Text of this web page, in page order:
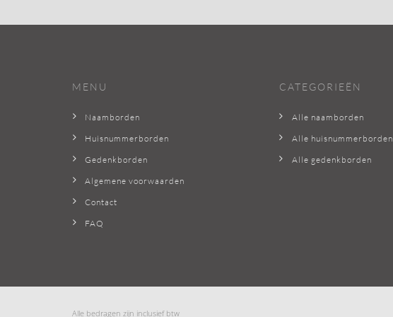
MENU
Naamborden
Huisnummerborden
Gedenkborden
Algemene voorwaarden
Contact
FAQ
CATEGORIEËN
Alle naamborden
Alle huisnummerborden
Alle gedenkborden
Alle bedragen zijn inclusief btw